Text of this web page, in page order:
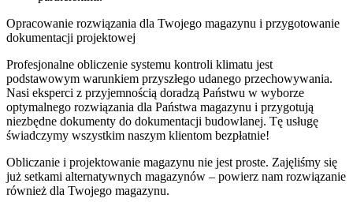
Opracowanie rozwiązania dla Twojego magazynu i przygotowanie
dokumentacji projektowej
Profesjonalne obliczenie systemu kontroli klimatu jest
podstawowym warunkiem przyszłego udanego przechowywania.
Nasi eksperci z przyjemnością doradzą Państwu w wyborze
optymalnego rozwiązania dla Państwa magazynu i przygotują
niezbędne dokumenty do dokumentacji budowlanej. Tę usługę
świadczymy wszystkim naszym klientom bezpłatnie!
Obliczanie i projektowanie magazynu nie jest proste. Zajęliśmy się
już setkami alternatywnych magazynów – powierz nam rozwiązanie
również dla Twojego magazynu.